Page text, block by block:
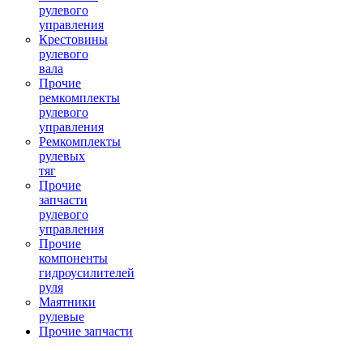
рулевого
управления
Крестовины
рулевого
вала
Прочие
ремкомплекты
рулевого
управления
Ремкомплекты
рулевых
тяг
Прочие
запчасти
рулевого
управления
Прочие
компоненты
гидроусилителей
руля
Маятники
рулевые
Прочие запчасти